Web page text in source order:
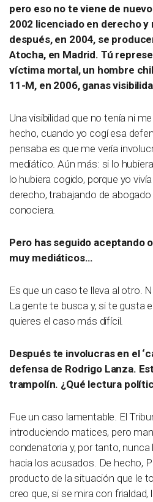
pero eso no te viene de
2002 licenciado en derecho
después, en 2004, se
Atocha, en Madrid. Tú
víctima mortal, un hombre
11-M, en 2006, ganas
Una visibilidad que no tenía ni
hecho, cuando yo cogí esa
pensaba es que me vería
mediático. Aún más: si lo
lo hubiera cogido, porque yo
derecho, trabajando de
conociera.
Pero has seguido aceptando
muy mediáticos…
Es que un caso te lleva al otro.
La gente te busca y, si te gusta
quieres el caso más difícil.
Después te involucras en el
defensa de Rodrigo Lanza.
trampolín. ¿Qué lectura
Fue un caso lamentable. El
introduciendo matices, pero
condenatoria y, por tanto,
hacia los acusados. De hecho,
producto de la situación que le
creo que, si se mira con